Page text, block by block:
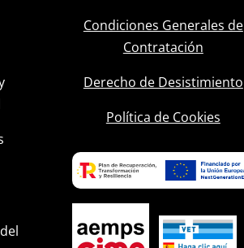
Condiciones Generales de
Contratación
Derecho de Desistimiento
Política de Cookies